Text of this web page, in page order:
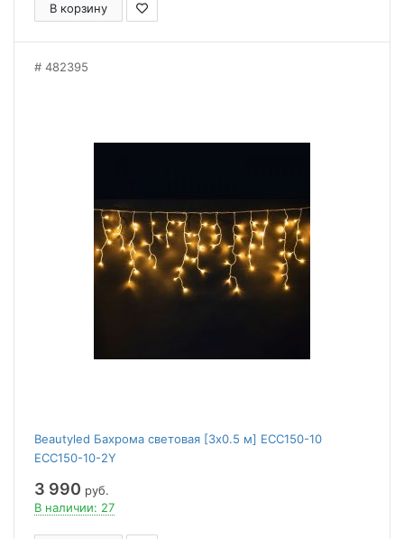
В корзину
482395
Beautyled Бахрома световая [3x0.5 м] ECC150-10
ECC150-10-2Y
3 990 руб.
В наличии: 27